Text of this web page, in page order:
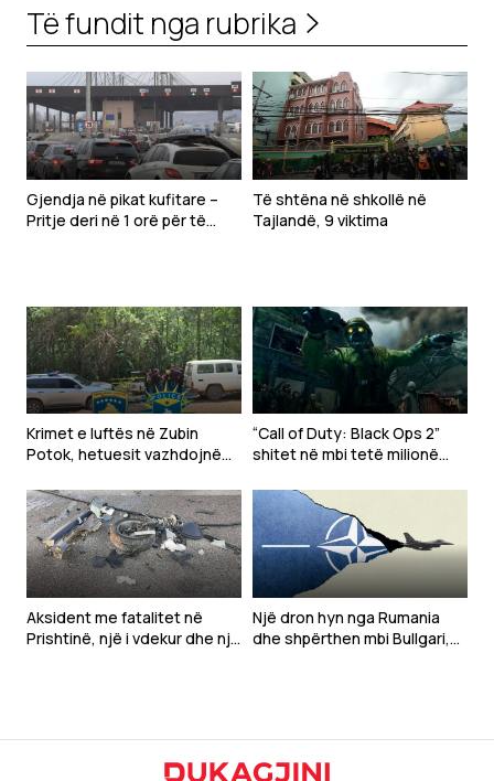
Të fundit nga rubrika
Gjendja në pikat kufitare –
Pritje deri në 1 orë për të
Të shtëna në shkollë në
Tajlandë, 9 viktima
Krimet e luftës në Zubin
Potok, hetuesit vazhdojnë
“Call of Duty: Black Ops 2”
shitet në mbi tetë milionë
Aksident me fatalitet në
Prishtinë, një i vdekur dhe një
Një dron hyn nga Rumania
dhe shpërthen mbi Bullgari,